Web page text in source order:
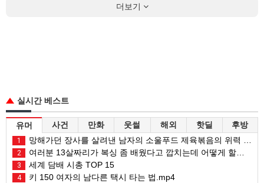
더보기
실시간 베스트
유머 사건 만화 웃썰 해외 핫딜 후방
1 망해가던 장사를 살려낸 남자의 소울푸드 제육볶음의 위력 ㅋㅋ
2 여러분 13살짜리가 복싱 좀 배웠다고 깝치는데 어떻게 할까요?
3 세계 담배 시총 TOP 15
4 키 150 여자의 남다른 택시 타는 법.mp4